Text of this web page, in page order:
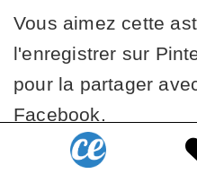
Vous aimez cette
l'enregistrer sur
pour la partager
Facebook.